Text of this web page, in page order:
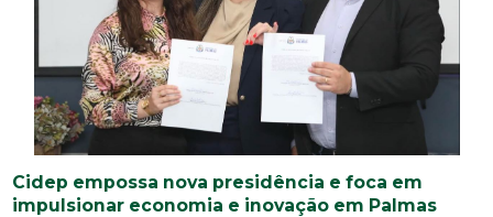
Cidep empossa nova presidência e foca em
impulsionar economia e inovação em Palmas